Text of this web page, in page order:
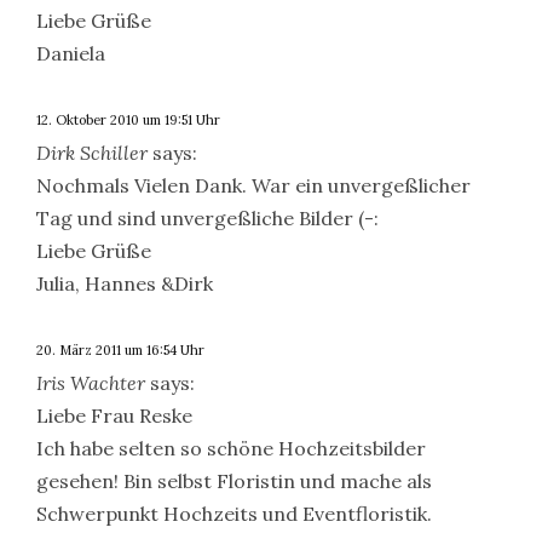
Liebe Grüße
Daniela
12. Oktober 2010 um 19:51 Uhr
Dirk Schiller says:
Nochmals Vielen Dank. War ein unvergeßlicher
Tag und sind unvergeßliche Bilder (-:
Liebe Grüße
Julia, Hannes &Dirk
20. März 2011 um 16:54 Uhr
Iris Wachter says:
Liebe Frau Reske
Ich habe selten so schöne Hochzeitsbilder
gesehen! Bin selbst Floristin und mache als
Schwerpunkt Hochzeits und Eventfloristik.